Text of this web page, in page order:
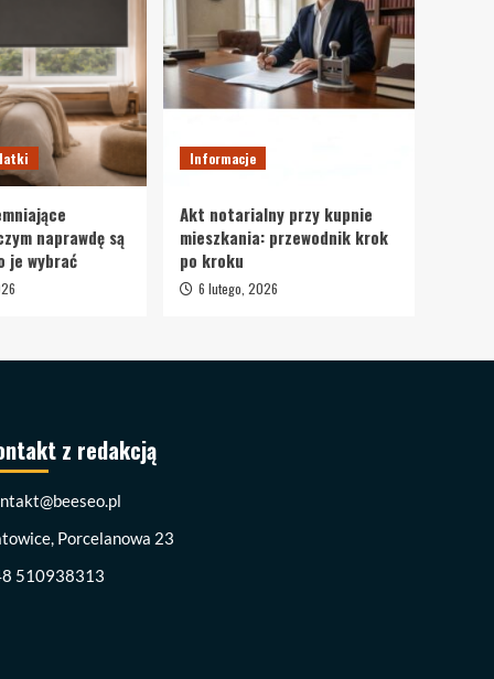
naprawdę są
je wybrać
Informacje
Akt notarialny przy kupnie
mieszkania: przewodnik krok
po kroku
6 lutego, 2026
z redakcją
Porcelanowa 23
510938313